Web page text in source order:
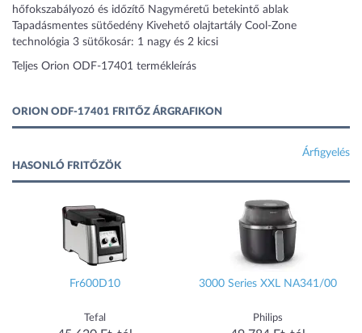
hőfokszabályozó és időzítő Nagyméretű betekintő ablak
Tapadásmentes sütőedény Kivehető olajtartály Cool-Zone
technológia 3 sütőkosár: 1 nagy és 2 kicsi
Teljes Orion ODF-17401 termékleírás
ORION ODF-17401 FRITŐZ ÁRGRAFIKON
Árfigyelés
HASONLÓ FRITŐZÖK
3000 Series XXL NA341/00